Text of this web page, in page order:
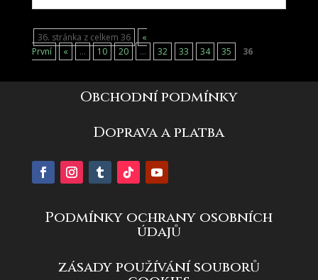
36. stránka z celkem 36
«
První
« ... 10 20 ... 32 33 34 35 36
Obchodní podmínky
Doprava a platba
Podmínky ochrany osobních
údajů
zásady používání souborů